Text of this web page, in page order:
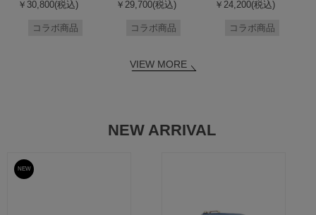
￥30,800(税込)
コラボ商品
￥29,700(税込)
コラボ商品
￥24,200(税込)
コラボ商品
VIEW MORE
NEW ARRIVAL
予約
NEW